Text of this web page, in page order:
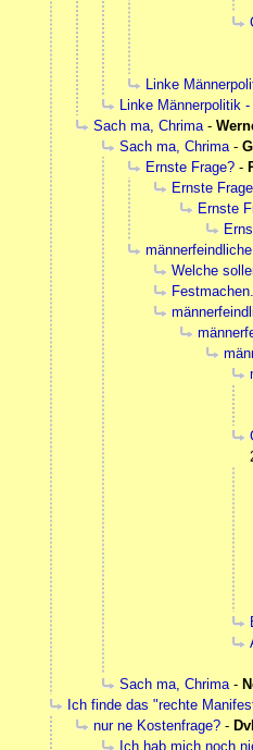
Linke
Linke Männerpolitik
Sach ma, Chrima -
Sach ma, Chrima -
Ernste Frage? -
Ernste
Ernste
Welche
Sach ma, Chrima -
Ich finde das "rechte
nur ne Kostenfrage? -
Ich hab mich noch